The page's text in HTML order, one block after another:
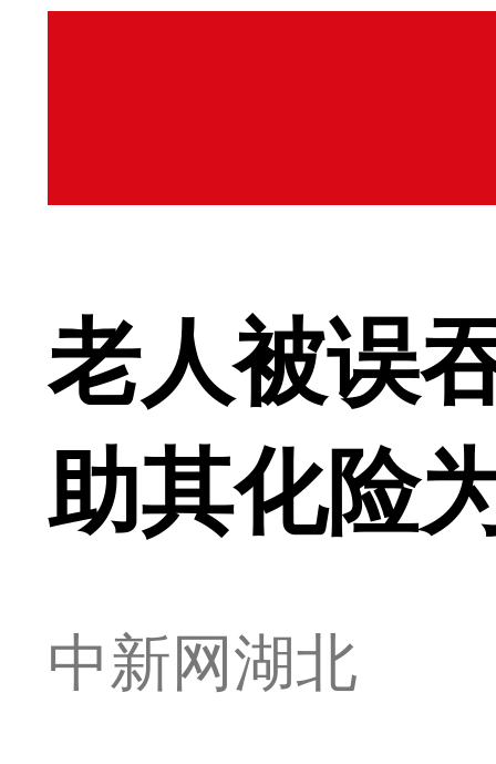
老人被误
助其化险
中新网湖北